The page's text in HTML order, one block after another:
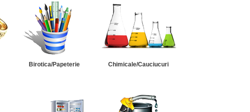
Birotica/Papeterie Chimicale/Cauciucuri